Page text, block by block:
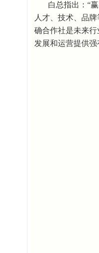
白总指出： “
人才、技术、品
确合作社是未来
发展和运营提供